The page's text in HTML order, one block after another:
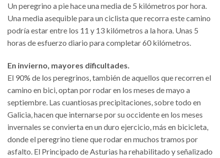
Un peregrino a pie hace una media de 5 kilómetros por hora.
Una media asequible para un ciclista que recorra este camino
podría estar entre los 11 y 13 kilómetros a la hora. Unas 5
horas de esfuerzo diario para completar 60 kilómetros.
En invierno, mayores dificultades.
El 90% de los peregrinos, también de aquellos que recorren el
camino en bici, optan por rodar en los meses de mayo a
septiembre. Las cuantiosas precipitaciones, sobre todo en
Galicia, hacen que internarse por su occidente en los meses
invernales se convierta en un duro ejercicio, más en bicicleta,
donde el peregrino tiene que rodar en muchos tramos por
asfalto. El Principado de Asturias ha rehabilitado y señalizado